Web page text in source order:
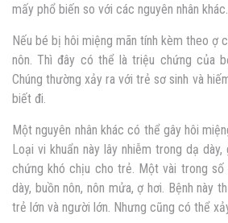
mấy phổ biến so với các nguyên nhân khác.
Nếu bé bị hôi miệng mãn tính kèm theo ợ
nôn. Thì đây có thể là triệu chứng của
Chúng thường xảy ra với trẻ sơ sinh và
biết đi.
Một nguyên nhân khác có thể gây hôi
Loại vi khuẩn này lây nhiễm trong dạ
chứng khó chịu cho trẻ. Một vài trong số
dày, buồn nôn, nôn mửa, ợ hơi. Bệnh này
trẻ lớn và người lớn. Nhưng cũng có thể